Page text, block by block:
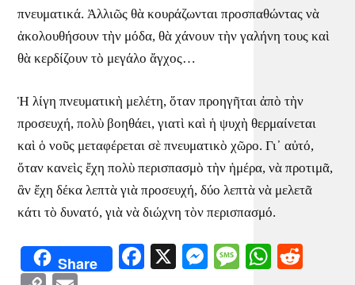
πνευματικά. Ἀλλιῶς θὰ κουράζωνται προσπαθώντας νὰ
ἀκολουθήσουν τὴν μόδα, θὰ χάνουν τὴν γαλήνη τους καὶ
θὰ κερδίζουν τὸ μεγάλο ἄγχος…
Ἡ λίγη πνευματικὴ μελέτη, ὅταν προηγῆται ἀπὸ τὴν
προσευχή, πολὺ βοηθάει, γιατὶ καὶ ἡ ψυχὴ θερμαίνεται
καὶ ὁ νοῦς μεταφέρεται σὲ πνευματικὸ χῶρο. Γι᾿ αὐτό,
ὅταν κανεὶς ἔχη πολὺ περισπασμὸ τὴν ἡμέρα, νὰ προτιμᾶ,
ἂν ἔχη δέκα λεπτὰ γιὰ προσευχή, δύο λεπτὰ νὰ μελετᾶ
κάτι τὸ δυνατό, γιὰ νὰ διώχνη τὸν περισπασμό.
Share Facebook
X Messenger
Message